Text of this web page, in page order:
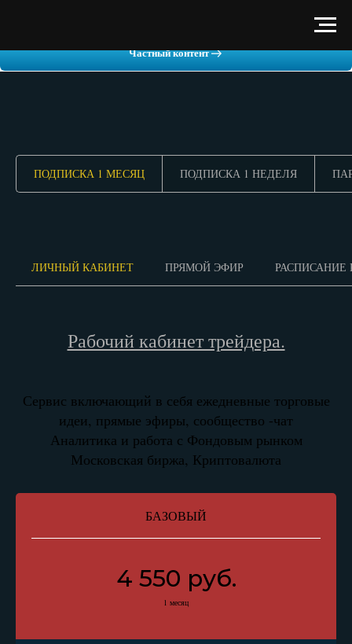
Частный контент
ПОДПИСКА 1 МЕСЯЦ ПОДПИСКА 1 НЕДЕЛЯ
ЛИЧНЫЙ КАБИНЕТ ПРЯМОЙ ЭФИР РАСПИСАНИЕ
Рабочий кабинет трейдера.
Сервис включающий в себя ежедневные торговые
идеи, прямые эфиры, сообщество -чат
Аналитика и работа с Фондовым рынком
Московская биржа, Криптовалюта
БАЗОВЫЙ
4 550 руб.
1 месяц